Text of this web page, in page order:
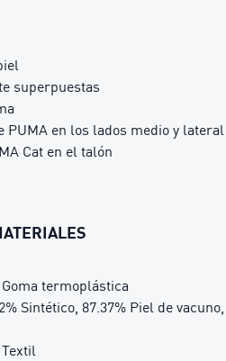
superpuestas
PUMA en los lados medio y lateral
Cat en el talón
termoplástica
Sintético, 87.37% Piel de vacuno,